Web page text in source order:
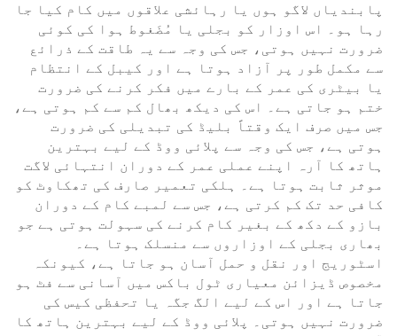
پابندیاں لاگو ہوں یا رہائشی علاقوں میں کام کیا جا
رہا ہو۔ اس اوزار کو بجلی یا مُضَغوط ہوا کی کوئی
ضرورت نہیں ہوتی، جس کی وجہ سے یہ طاقت کے ذرائع
سے مکمل طور پر آزاد ہوتا ہے اور کیبل کے انتظام
یا بیٹری کی عمر کے بارے میں فکر کرنے کی ضرورت
ختم ہو جاتی ہے۔ اس کی دیکھ بھال کم سے کم ہوتی ہے،
جس میں صرف ایک وقتاً بلیڈ کی تبدیلی کی ضرورت
ہوتی ہے، جس کی وجہ سے پلائی ووڈ کے لیے بہترین
ہاتھ کا آرہ اپنے عملی عمر کے دوران انتہائی لاگت
موثر ثابت ہوتا ہے۔ ہلکی تعمیر صارف کی تھکاوٹ کو
کافی حد تک کم کرتی ہے، جس سے لمبے کام کے دوران
بازو کے دکھ کے بغیر کام کرنے کی سہولت ہوتی ہے جو
بھاری بجلی کے اوزاروں سے منسلک ہوتا ہے۔
اسٹوریج اور نقل و حمل آسان ہو جاتا ہے، کیونکہ
مخصوص ڈیزائن معیاری ٹول باکس میں آسانی سے فٹ ہو
جاتا ہے اور اس کے لیے الگ جگہ یا تحفظی کیس کی
ضرورت نہیں ہوتی۔ پلائی ووڈ کے لیے بہترین ہاتھ کا